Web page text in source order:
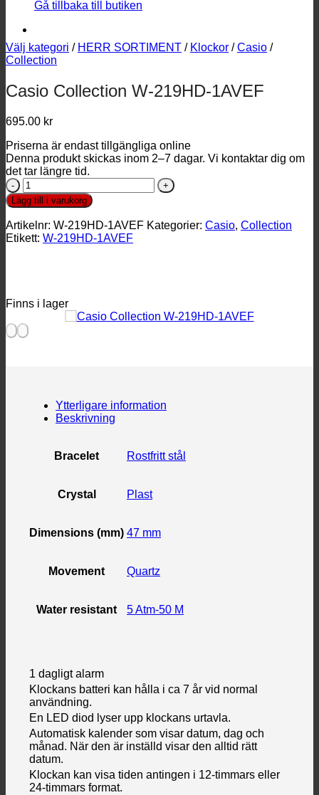
Gå tillbaka till butiken
Välj kategori / HERR SORTIMENT / Klockor / Casio /
Collection
Casio Collection W-219HD-1AVEF
695.00 kr
Priserna är endast tillgängliga online
Denna produkt skickas inom 2–7 dagar. Vi kontaktar dig om
det tar längre tid.
Casio
Collection
W-
219HD-
1AVEF
mängd
Lägg till i varukorg
Artikelnr: W-219HD-1AVEF Kategorier: Casio, Collection
Etikett: W-219HD-1AVEF
Finns i lager
Ytterligare information
Beskrivning
Bracelet Rostfritt stål
Crystal Plast
Dimensions (mm) 47 mm
Movement Quartz
Water resistant 5 Atm-50 M
1 dagligt alarm
Klockans batteri kan hålla i ca 7 år vid normal
användning.
En LED diod lyser upp klockans urtavla.
Automatisk kalender som visar datum, dag och
månad. När den är inställd visar den alltid rätt
datum.
Klockan kan visa tiden antingen i 12-timmars eller
24-timmars format.